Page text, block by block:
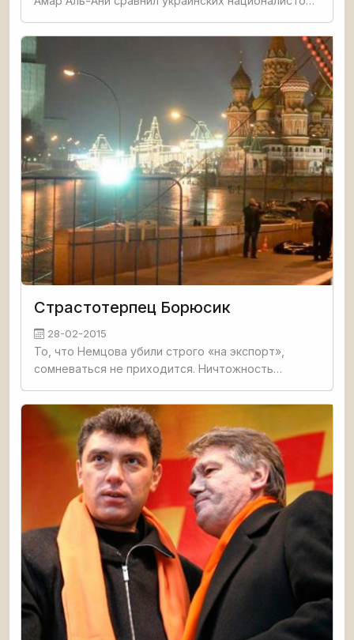
уничтожающими редкие экспонаты в музеях и
Страстотерпец Борюсик
28-02-2015
То, что Немцова убили строго «на экспорт»,
сомневаться не приходится. Ничтожность
бережно и любовно пестовать это никчемное
болото, как гарантию того, что на